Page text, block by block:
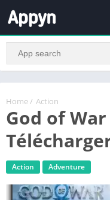
Home / Action
God of
Action Adventure